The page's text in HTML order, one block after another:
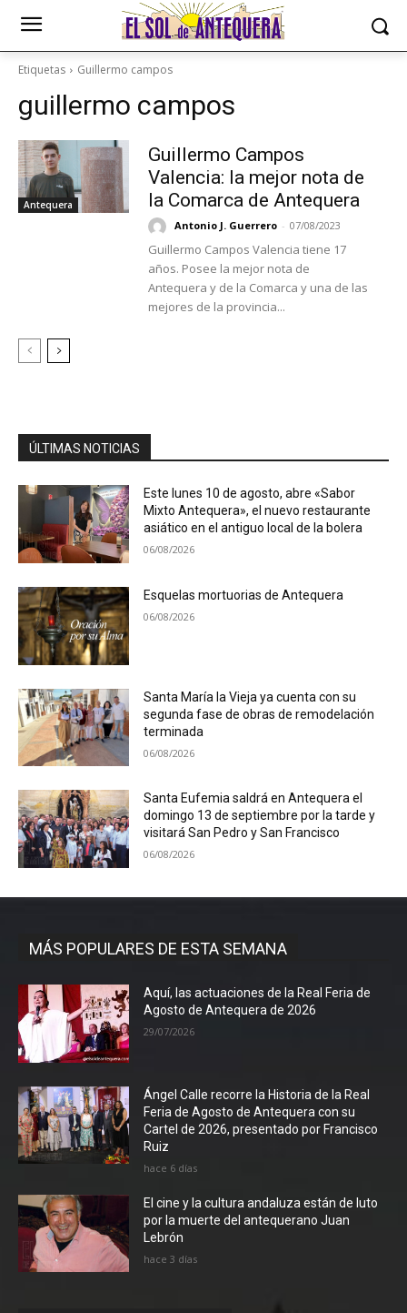
Etiquetas Guillermo campos
guillermo campos
Antequera
Guillermo Campos
Valencia: la mejor nota de
la Comarca de Antequera
Antonio J. Guerrero - 07/08/2023
Guillermo Campos Valencia tiene 17
años. Posee la mejor nota de
Antequera y de la Comarca y una de las
mejores de la provincia...
ÚLTIMAS NOTICIAS
Este lunes 10 de agosto, abre «Sabor
Mixto Antequera», el nuevo restaurante
asiático en el antiguo local de la bolera
06/08/2026
Esquelas mortuorias de Antequera
06/08/2026
Santa María la Vieja ya cuenta con su
segunda fase de obras de remodelación
terminada
06/08/2026
Santa Eufemia saldrá en Antequera el
domingo 13 de septiembre por la tarde y
visitará San Pedro y San Francisco
06/08/2026
MÁS POPULARES DE ESTA SEMANA
Aquí, las actuaciones de la Real Feria de
Agosto de Antequera de 2026
29/07/2026
Ángel Calle recorre la Historia de la Real
Feria de Agosto de Antequera con su
Cartel de 2026, presentado por Francisco
Ruiz
hace 6 días
El cine y la cultura andaluza están de luto
por la muerte del antequerano Juan
Lebrón
hace 3 días